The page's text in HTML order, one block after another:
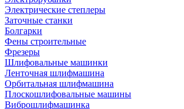
Электрические степлеры
Заточные станки
Болгарки
Фены строительные
Фрезеры
Шлифовальные машинки
Ленточная шлифмашина
Орбитальная шлифмашина
Плоскошлифовальные машины
Виброшлифмашинка